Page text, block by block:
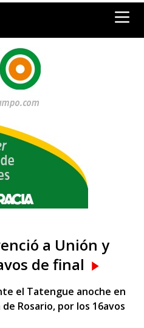
a Unión y
de final
el Tatengue anoche en
Rosario, por los 16avos